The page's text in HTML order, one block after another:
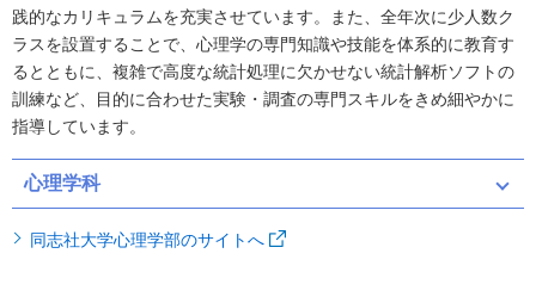
践的なカリキュラムを充実させています。また、全年次に少人数ク
ラスを設置することで、心理学の専門知識や技能を体系的に教育す
るとともに、複雑で高度な統計処理に欠かせない統計解析ソフトの
訓練など、目的に合わせた実験・調査の専門スキルをきめ細やかに
指導しています。
心理学科
同志社大学心理学部のサイトへ